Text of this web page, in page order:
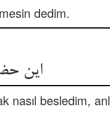
dedim.
این حضانه دید با صد رابطه ** که بپروردم ورا بی‌واسطه
nasıl besledim,